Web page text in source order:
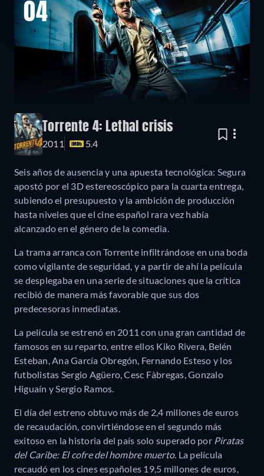
04
Torrente 4: Lethal crisis
2011 5.4
Seis años de ausencia y una apuesta tecnológica: Segura
apostó por el 3D estereoscópico para la cuarta entrega,
subiendo el presupuesto y la ambición de producción
hasta niveles que el cine español rara vez había
alcanzado en el género de la comedia.
La trama arranca con Torrente infiltrándose en una boda
como vigilante de seguridad, y a partir de ahí la película
se desplegaba en una serie de situaciones que la crítica
recibió de manera más favorable que sus dos
predecesoras inmediatas.
La película se estrenó en 2011 con una gran cantidad de
famosos en su reparto, entre ellos Kiko Rivera, Belén
Esteban, Ana García Obregón, Fernando Esteso y los
futbolistas Sergio Agüero, Cesc Fàbregas, Gonzalo
Higuaín y Sergio Ramos.
El día del estreno obtuvo más de 2,4 millones de euros
de recaudación, convirtiéndose en el segundo más
exitoso en la historia del país solo superado por Piratas
del Caribe: El cofre del hombre muerto. La película
recaudó en los cines españoles 19,5 millones de euros,